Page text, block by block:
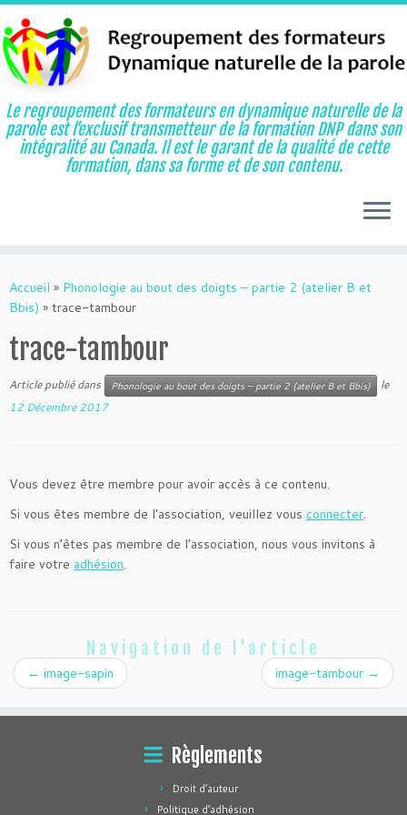
au
contenu
Le regroupement des formateurs en dynamique naturelle de la
parole est l’exclusif transmetteur de la formation DNP dans son
intégralité au Canada. Il est le garant de la qualité de cette
formation, dans sa forme et de son contenu.
Accueil » Phonologie au bout des doigts – partie 2 (atelier B et
Bbis) » trace-tambour
trace-tambour
Article publié dans Phonologie au bout des doigts – partie 2 (atelier B et Bbis)
le
12 Décembre 2017
Vous devez être membre pour avoir accès à ce contenu.
Si vous êtes membre de l’association, veuillez vous connecter.
Si vous n’êtes pas membre de l’association, nous vous invitons à
faire votre adhésion.
Navigation de l'article
← image-sapin image-tambour →
Règlements
Droit d’auteur
Politique d’adhésion